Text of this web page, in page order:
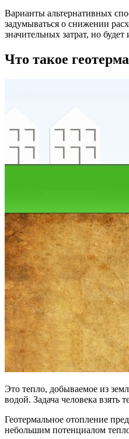
Варианты альтернативных
задумываться о снижении
значительных затрат, но
Что такое
Это тепло, добываемое из
водой. Задача человека
Геотермальное отопление
небольшим потенциалом